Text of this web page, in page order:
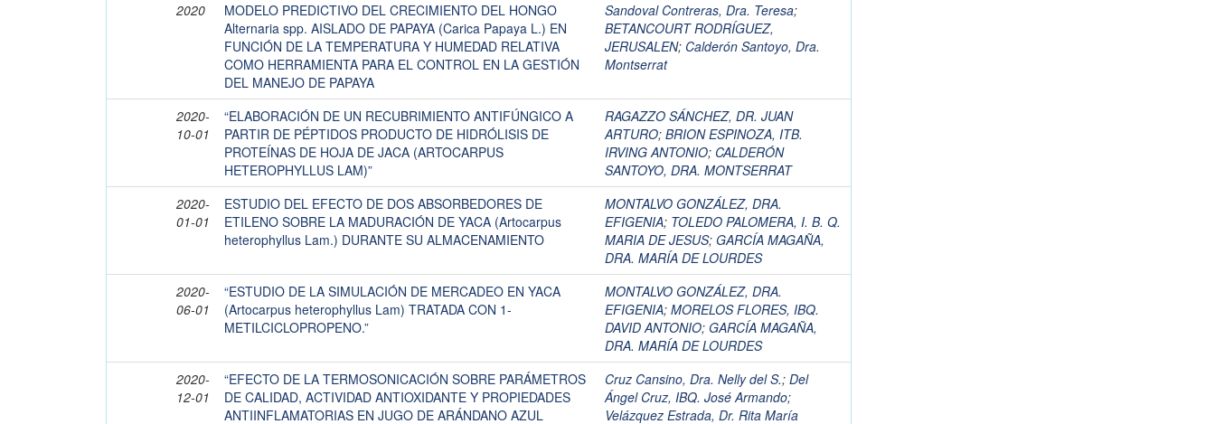
2020
MODELO PREDICTIVO DEL CRECIMIENTO DEL HONGO
Alternaria spp. AISLADO DE PAPAYA (Carica Papaya L.) EN
FUNCIÓN DE LA TEMPERATURA Y HUMEDAD RELATIVA
COMO HERRAMIENTA PARA EL CONTROL EN LA GESTIÓN
DEL MANEJO DE PAPAYA
Sandoval Contreras, Dra. Teresa;
BETANCOURT RODRÍGUEZ,
JERUSALEN; Calderón Santoyo, Dra.
Montserrat
2020-
10-01
“ELABORACIÓN DE UN RECUBRIMIENTO ANTIFÚNGICO A
PARTIR DE PÉPTIDOS PRODUCTO DE HIDRÓLISIS DE
PROTEÍNAS DE HOJA DE JACA (ARTOCARPUS
HETEROPHYLLUS LAM)”
RAGAZZO SÁNCHEZ, DR. JUAN
ARTURO; BRION ESPINOZA, ITB.
IRVING ANTONIO; CALDERÓN
SANTOYO, DRA. MONTSERRAT
2020-
01-01
ESTUDIO DEL EFECTO DE DOS ABSORBEDORES DE
ETILENO SOBRE LA MADURACIÓN DE YACA (Artocarpus
heterophyllus Lam.) DURANTE SU ALMACENAMIENTO
MONTALVO GONZÁLEZ, DRA.
EFIGENIA; TOLEDO PALOMERA, I. B. Q.
MARIA DE JESUS; GARCÍA MAGAÑA,
DRA. MARÍA DE LOURDES
2020-
06-01
“ESTUDIO DE LA SIMULACIÓN DE MERCADEO EN YACA
(Artocarpus heterophyllus Lam) TRATADA CON 1-
METILCICLOPROPENO.”
MONTALVO GONZÁLEZ, DRA.
EFIGENIA; MORELOS FLORES, IBQ.
DAVID ANTONIO; GARCÍA MAGAÑA,
DRA. MARÍA DE LOURDES
2020-
12-01
“EFECTO DE LA TERMOSONICACIÓN SOBRE PARÁMETROS
DE CALIDAD, ACTIVIDAD ANTIOXIDANTE Y PROPIEDADES
ANTIINFLAMATORIAS EN JUGO DE ARÁNDANO AZUL
Cruz Cansino, Dra. Nelly del S.; Del
Ángel Cruz, IBQ. José Armando;
Velázquez Estrada, Dr. Rita María